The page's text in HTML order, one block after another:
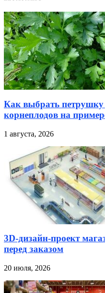
Как выбрать
корнеплодов на
1 августа, 2026
3D-дизайн-проект
перед заказом
20 июля, 2026